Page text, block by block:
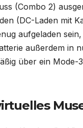
(Combo 2)
(DC-Laden mit
aufgeladen
außerdem
über ein